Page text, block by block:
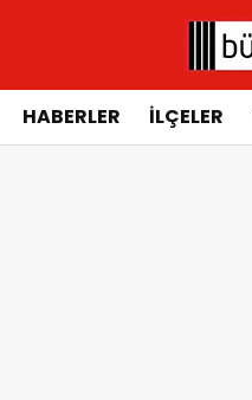
HABERLER İLÇELER